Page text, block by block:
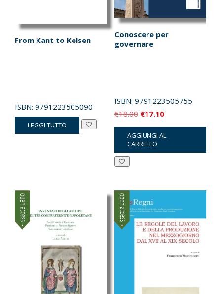
From Kant to Kelsen
ISBN: 9791223505090
LEGGI TUTTO
Conoscere per
governare
ISBN: 9791223505755
€18.00 Il
prezzo
originale
era:
€17.10Il
prezzo
attuale
è:
AGGIUNGI AL
CARRELLO